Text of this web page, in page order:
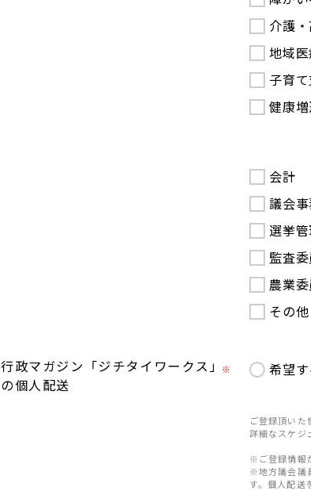
介護
地域医
子育
健康増
会計
議会
選挙
監査
農業
その他
行政マガジン「ジチタイワークス」
の個人配送
※ 希望
ご登録頂いた
詳細なスケジ
※ご登録情報
※地方議会議
す。個人配送